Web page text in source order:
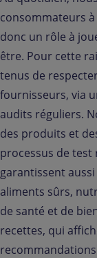
consommateurs
donc un rôle à
être. Pour cette
tenus de
fournisseurs, via
audits réguliers.
des produits et
processus de
garantissent
aliments sûrs,
de santé et de
recettes, qui